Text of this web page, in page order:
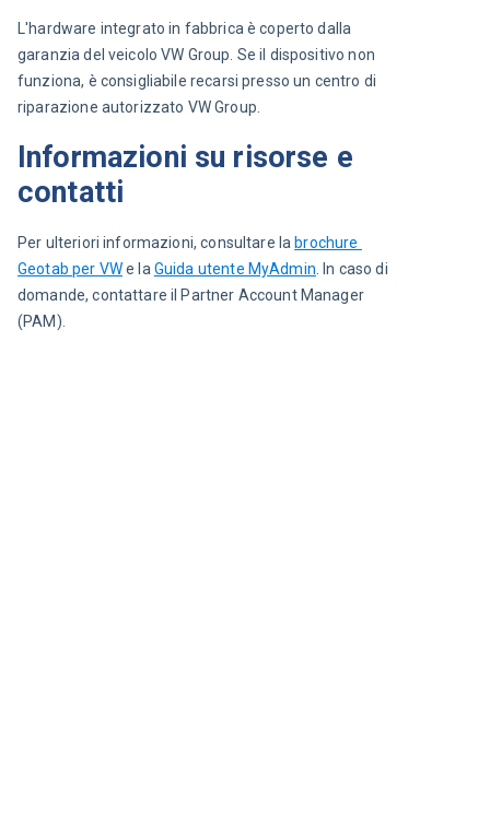
L'hardware integrato in fabbrica è coperto dalla
garanzia del veicolo VW Group. Se il dispositivo non
funziona, è consigliabile recarsi presso un centro di
riparazione autorizzato VW Group.
Informazioni su risorse e
contatti
Per ulteriori informazioni, consultare la brochure
Geotab per VW e la Guida utente MyAdmin . In caso di
domande, contattare il Partner Account Manager
(PAM).